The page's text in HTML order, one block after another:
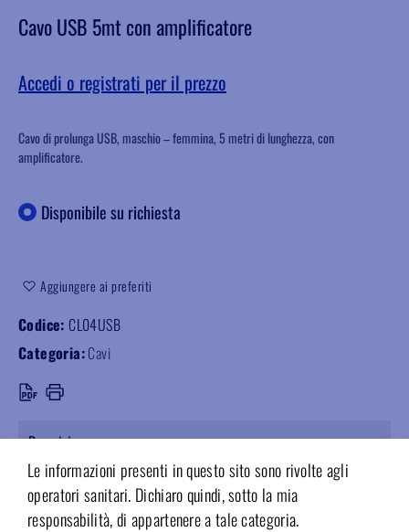
Le informazioni presenti in questo sito sono rivolte agli
operatori sanitari. Dichiaro quindi, sotto la mia
responsabilità, di appartenere a tale categoria.
Cavo USB 5mt con amplificatore
Accedi o registrati per il prezzo
Cavo di prolunga USB, maschio – femmina, 5 metri di lunghezza, con
amplificatore.
Disponibile su richiesta
Aggiungere ai preferiti
Codice: CL04USB
Categoria:Cavi
Descrizione
Cavo USB 5mt con amplificatore. Prolunga di 5mt con amplificatore.